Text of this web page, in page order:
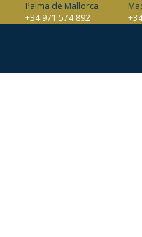
Palma de Mallorca
+34 971 574 892